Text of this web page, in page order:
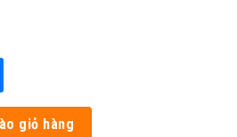
BABS04 số lượng
giỏ hàng